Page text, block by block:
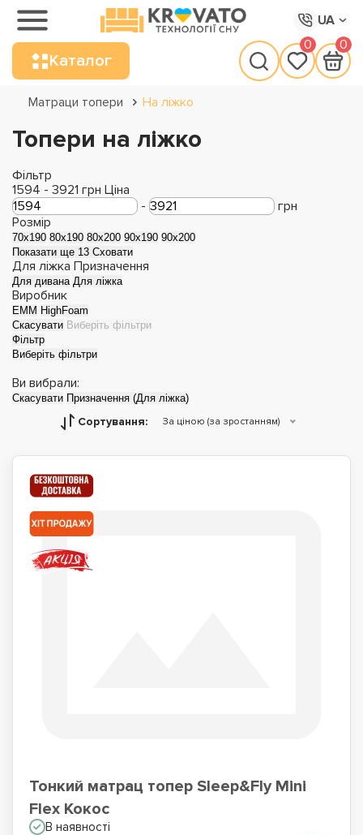
UA
Каталог
0 0
Матраци топери На ліжко
Топери на ліжко
Фільтр
1594 - 3921 грн Ціна
-
грн
Розмір
70x190 80x190 80x200 90x190 90x200
Показати ще 13 Сховати
Для ліжка Призначення
Для дивана Для ліжка
Виробник
EMM HighFoam
Скасувати Виберіть фільтри
Фільтр
Виберіть фільтри
Ви вибрали:
Скасувати Призначення (Для ліжка)
Сортування: За ціною (за зростанням)
Тонкий матрац топер Sleep&Fly Mini
Flex Кокос
В наявності